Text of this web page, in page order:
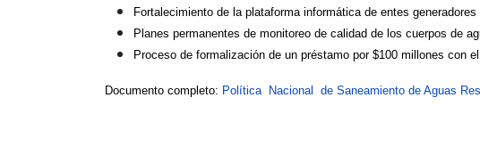
Fortalecimiento de la plataforma informática de entes
Planes permanentes de monitoreo de calidad de los cuerpos de
Proceso de formalización de un préstamo por $100 millones con
Documento completo: Política Nacional de Saneamiento de Aguas